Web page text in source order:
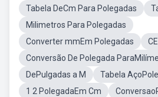
Tabela DeCm Para Polegadas
Milimetros Para Polegadas
Converter mmEm Polegadas
Conversão De Polegada
DePulgadas a M
Tabela
1 2 PolegadaEm Cm